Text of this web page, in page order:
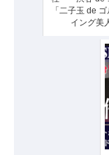
「二子玉 de
イング美